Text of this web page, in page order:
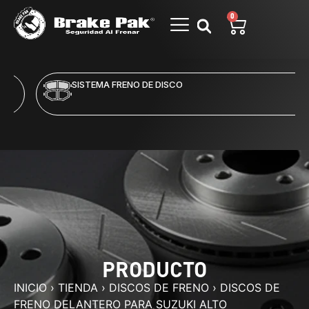
0
SISTEMA FRENO DE DISCO
PRODUCTO
INICIO› TIENDA › DISCOS DE FRENO › DISCOS DE
FRENO DELANTERO PARA SUZUKI ALTO